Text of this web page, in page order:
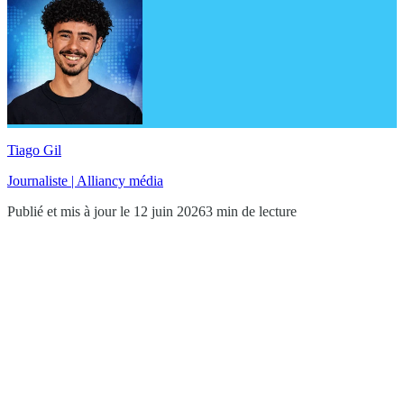
Tiago Gil
Journaliste | Alliancy média
Publié et mis à jour le 12 juin 20263 min de lecture